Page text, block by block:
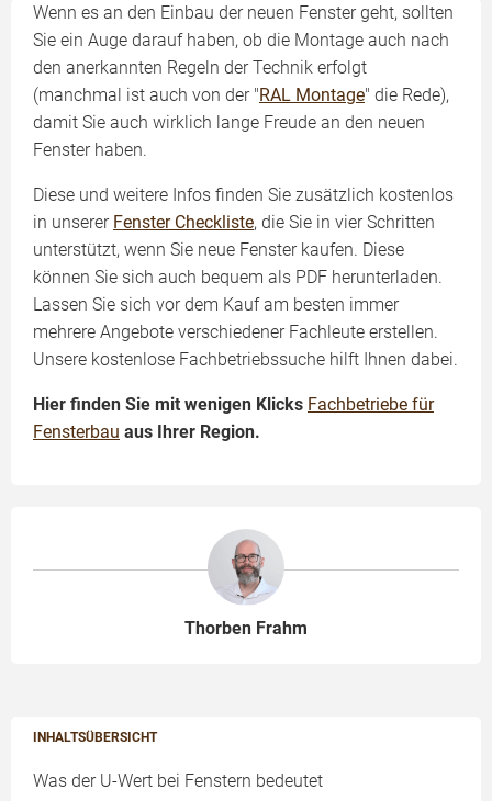
INHALTSÜBERSICHT
Was der U-Wert bei Fenstern bedeutet
Wenn es an den Einbau der neuen Fenster geht, sollten
Sie ein Auge darauf haben, ob die Montage auch nach
den anerkannten Regeln der Technik erfolgt
(manchmal ist auch von der "RAL Montage" die Rede),
damit Sie auch wirklich lange Freude an den neuen
Fenster haben.
Diese und weitere Infos finden Sie zusätzlich kostenlos
in unserer Fenster Checkliste, die Sie in vier Schritten
unterstützt, wenn Sie neue Fenster kaufen. Diese
können Sie sich auch bequem als PDF herunterladen.
Lassen Sie sich vor dem Kauf am besten immer
mehrere Angebote verschiedener Fachleute erstellen.
Unsere kostenlose Fachbetriebssuche hilft Ihnen dabei.
Hier finden Sie mit wenigen Klicks Fachbetriebe für
Fensterbau aus Ihrer Region.
Thorben Frahm